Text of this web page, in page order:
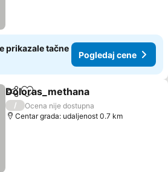
prikazale tačne
Pogledaj cene
Deli Dodati u favorite
Doloras_methana
/
Ocena nije dostupna
Centar grada: udaljenost 0.7 km